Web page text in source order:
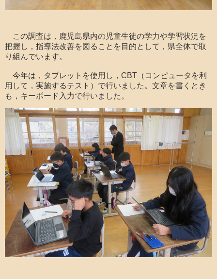
この調査は，鹿児島県内の児童生徒の学力や学習状況を
把握し，指導法改善を図ることを目的として，県全体で取
り組んでいます。
今年は，タブレットを使用し，CBT（コンピュータを利
用して，実施するテスト）で行いました。文章を書くとき
も，キーボード入力で行いました。